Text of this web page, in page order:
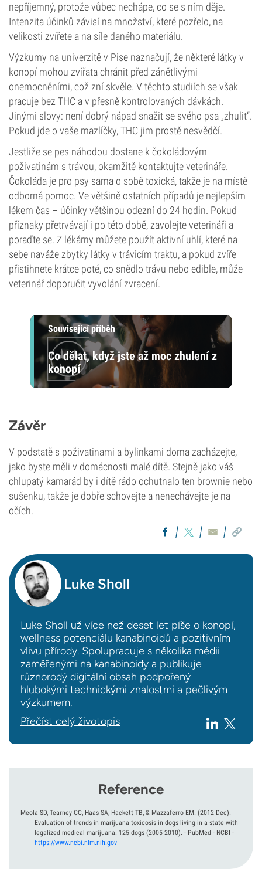
nepříjemný, protože vůbec nechápe, co se s ním děje.
Intenzita účinků závisí na množství, které pozřelo, na
velikosti zvířete a na síle daného materiálu.
Výzkumy na univerzitě v Pise naznačují, že některé látky v
konopí mohou zvířata chránit před zánětlivými
onemocněními, což zní skvěle. V těchto studiích se však
pracuje bez THC a v přesně kontrolovaných dávkách.
Jinými slovy: není dobrý nápad snažit se svého psa „zhulit“.
Pokud jde o vaše mazlíčky, THC jim prostě nesvědčí.
Jestliže se pes náhodou dostane k čokoládovým
poživatinám s trávou, okamžitě kontaktujte veterináře.
Čokoláda je pro psy sama o sobě toxická, takže je na místě
odborná pomoc. Ve většině ostatních případů je nejlepším
lékem čas – účinky většinou odezní do 24 hodin. Pokud
příznaky přetrvávají i po této době, zavolejte veterináři a
poraďte se. Z lékárny můžete použít aktivní uhlí, které na
sebe naváže zbytky látky v trávicím traktu, a pokud zvíře
přistihnete krátce poté, co snědlo trávu nebo edible, může
veterinář doporučit vyvolání zvracení.
Související příběh
Co dělat, když jste až moc zhulení z
konopí
Závěr
V podstatě s poživatinami a bylinkami doma zacházejte,
jako byste měli v domácnosti malé dítě. Stejně jako váš
chlupatý kamarád by i dítě rádo ochutnalo ten brownie nebo
sušenku, takže je dobře schovejte a nenechávejte je na
očích.
Luke Sholl
Luke Sholl už více než deset let píše o konopí,
wellness potenciálu kanabinoidů a pozitivním
vlivu přírody. Spolupracuje s několika médii
zaměřenými na kanabinoidy a publikuje
různorodý digitální obsah podpořený
hlubokými technickými znalostmi a pečlivým
výzkumem.
Přečíst celý životopis
Reference
Meola SD, Tearney CC, Haas SA, Hackett TB, & Mazzaferro EM. (2012 Dec).
Evaluation of trends in marijuana toxicosis in dogs living in a state with
legalized medical marijuana: 125 dogs (2005-2010). - PubMed - NCBI -
https://www.ncbi.nlm.nih.gov